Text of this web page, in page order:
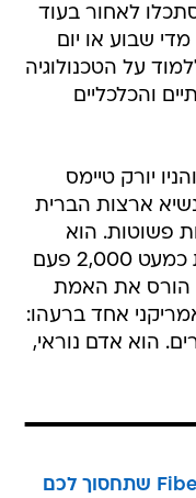
לאחור בעוד
שבוע או יום
על הטכנולוגיה
והכלכליים
יורק טיימס
ארצות הברית
פשוטות. הוא
מסר הצהרות שקריות או מטעות כמעט 2,000 פעם
הורס את האמת
אחד ברעהו:
הוא אדם נוראי,
המהפכה של וואלה Fiber שתחסוך לכם